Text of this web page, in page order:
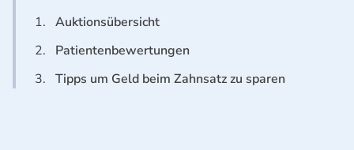
1. Auktionsübersicht
2.
Patientenbewertungen
3. Tipps um Geld beim Zahnsatz zu sparen